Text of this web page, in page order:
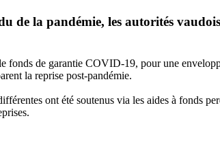
de la pandémie, les autorités
de garantie COVID-19, pour une
la reprise post-pandémie.
ont été soutenus via les aides à fonds